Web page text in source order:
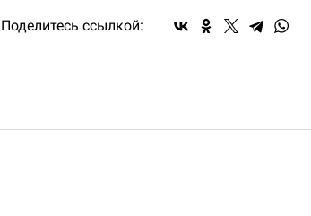
Поделитесь ссылкой: